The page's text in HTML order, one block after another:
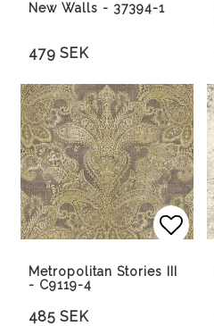
New Walls - 37394-1
479 SEK
Metropolitan Stories III
- C9119-4
485 SEK